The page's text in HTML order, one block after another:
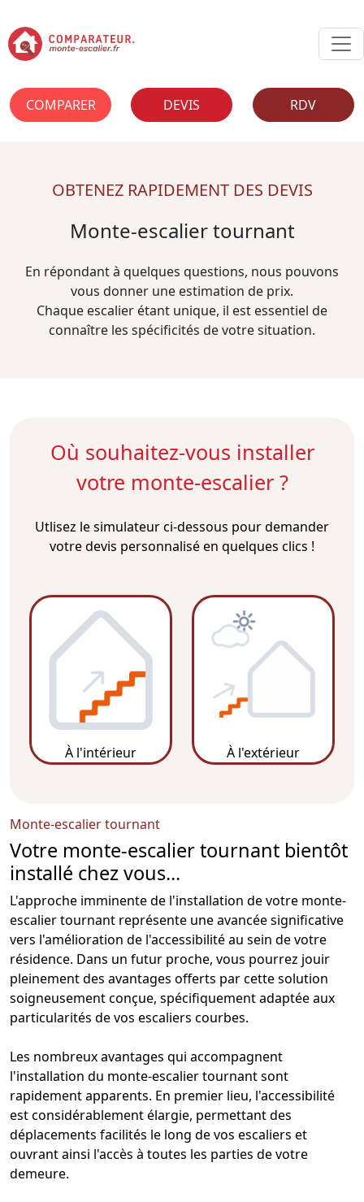
COMPARER DEVIS RDV
OBTENEZ RAPIDEMENT DES DEVIS
Monte-escalier tournant
En répondant à quelques questions, nous pouvons
vous donner une estimation de prix.
Chaque escalier étant unique, il est essentiel de
connaître les spécificités de votre situation.
Où souhaitez-vous installer
votre monte-escalier ?
Utlisez le simulateur ci-dessous pour demander
votre devis personnalisé en quelques clics !
À l'intérieur À l'extérieur
Monte-escalier tournant
Votre monte-escalier tournant bientôt
installé chez vous...
L'approche imminente de l'installation de votre monte-
escaliertournant représente une avancée significative
vers l'amélioration de l'accessibilité au sein de votre
résidence. Dans un futur proche, vous pourrez jouir
pleinement des avantages offerts par cette solution
soigneusement conçue, spécifiquement adaptée aux
particularités de vos escaliers courbes.
Les nombreux avantages qui accompagnent
l'installation du monte-escaliertournant sont
rapidement apparents. En premier lieu, l'accessibilité
est considérablement élargie, permettant des
déplacements facilités le long de vos escaliers et
ouvrant ainsi l'accès à toutes les parties de votre
demeure.